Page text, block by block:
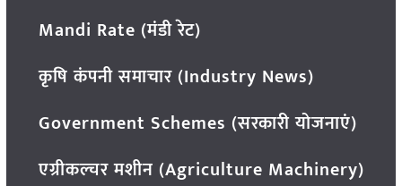
Mandi Rate (मंडी रेट)
कृषि कंपनी समाचार (Industry News)
Government Schemes (सरकारी योजनाएं)
एग्रीकल्चर मशीन (Agriculture Machinery)